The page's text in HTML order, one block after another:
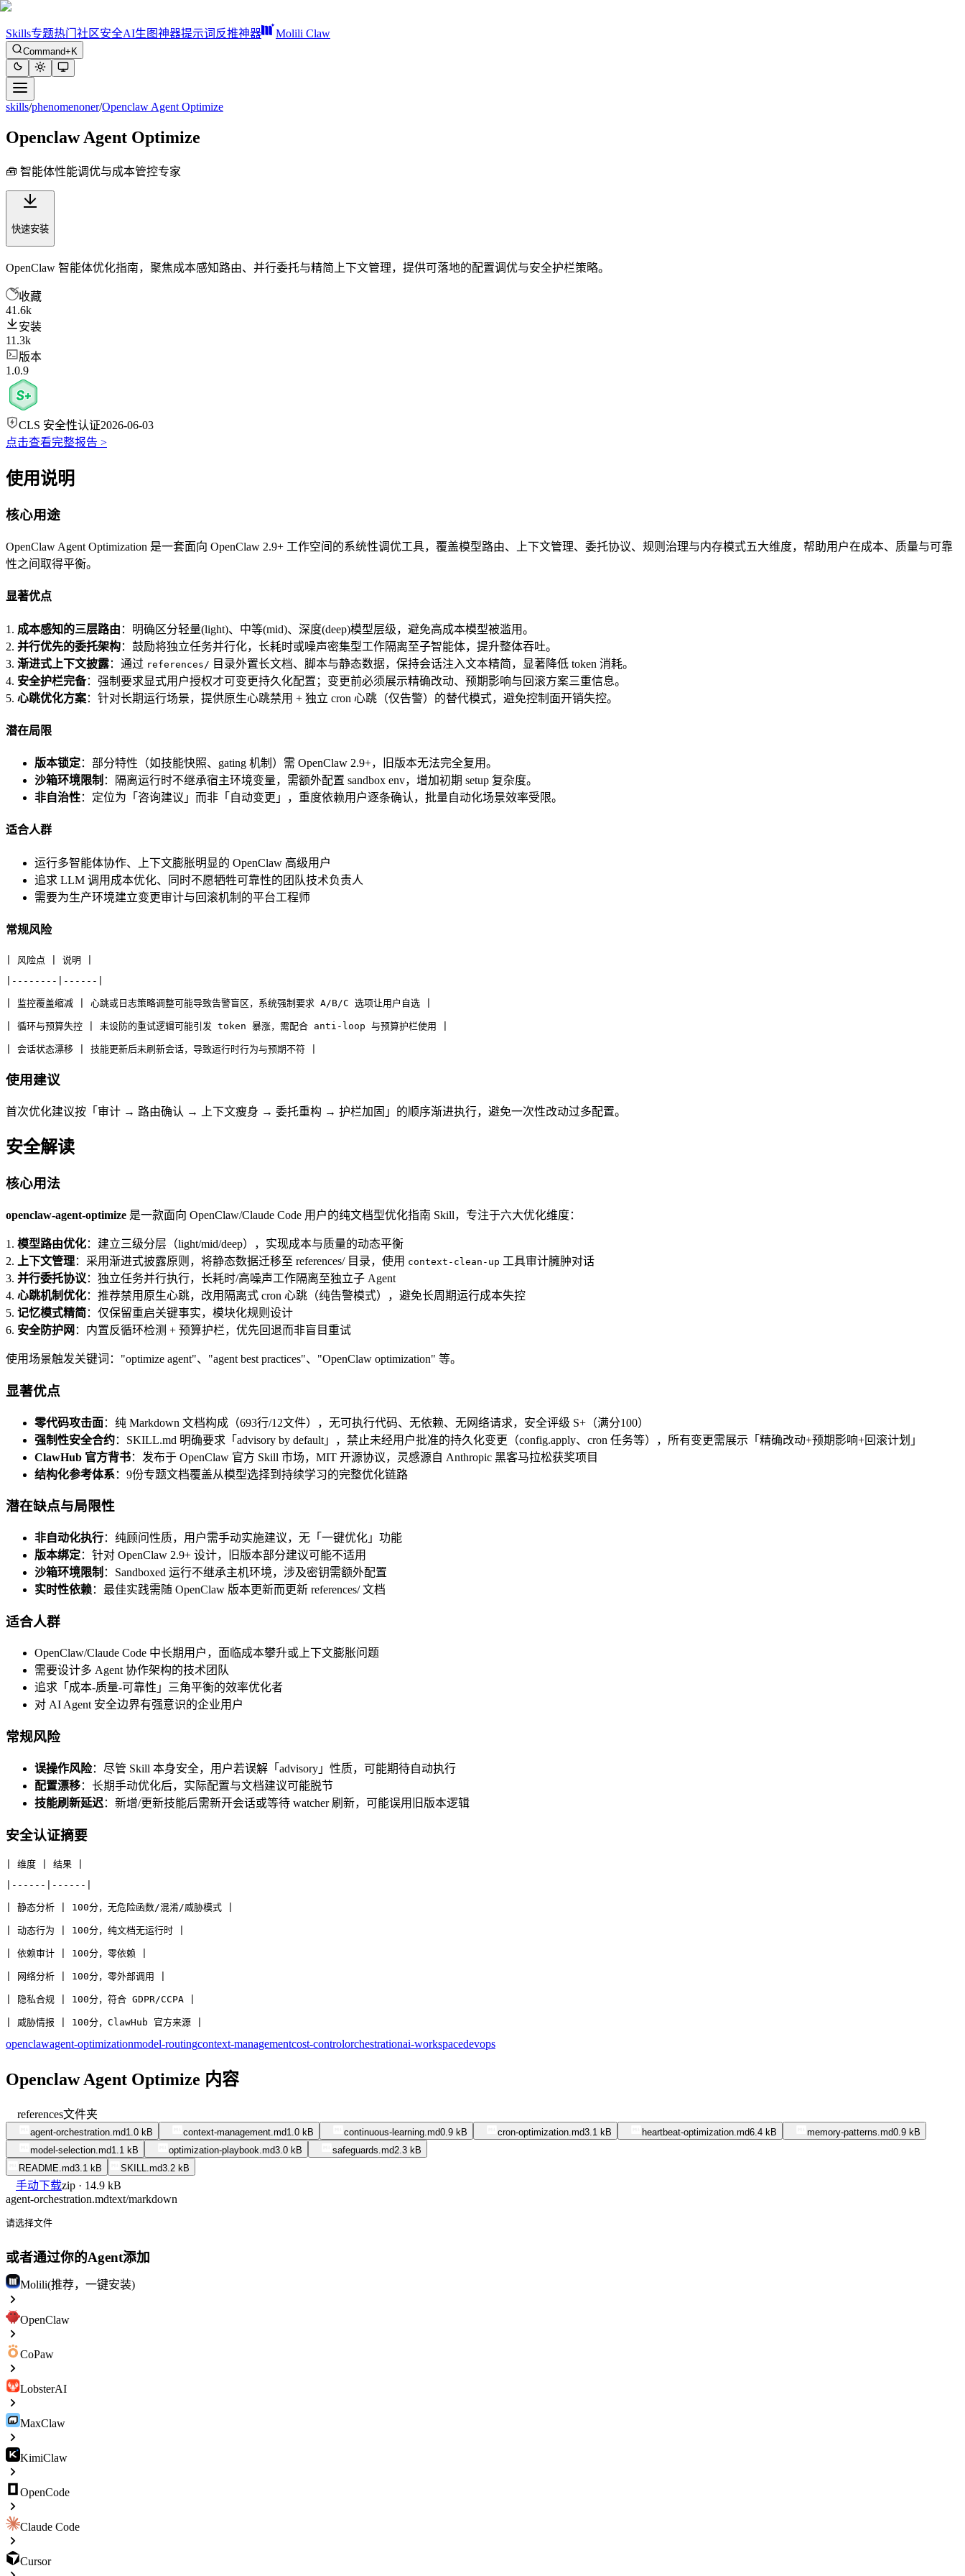
Skills专题热门 社区安全AI生图神器提示词反推神器 Molili Claw
Command+K
skills/phenomenoner/Openclaw Agent Optimize
Openclaw Agent Optimize
🧰 智能体性能调优与成本管控专家
快速安装
OpenClaw 智能体优化指南，聚焦成本感知路由、并行委托与精简上下文管理，提供可落地的配置调优与安全护栏策略。
收藏
41.6k
安装
11.3k
版本
1.0.9
CLS 安全性认证2026-06-03
点击查看完整报告 >
使用说明
核心用途
OpenClaw Agent Optimization 是一套面向 OpenClaw 2.9+ 工作空间的系统性调优工具，覆盖模型路由、上下文管理、委托协议、规则治理与内存模式五大维度，帮助用户在成本、质量与可靠
性之间取得平衡。
显著优点
1. 成本感知的三层路由 ：明确区分轻量(light)、中等(mid)、深度(deep)模型层级，避免高成本模型被滥用。
2. 并行优先的委托架构：鼓励将独立任务并行化，长耗时或噪声密集型工作隔离至子智能体，提升整体吞吐。
3. 渐进式上下文披露：通过 references/ 目录外置长文档、脚本与静态数据，保持会话注入文本精简，显著降低 token 消耗。
4. 安全护栏完备：强制要求显式用户授权才可变更持久化配置；变更前必须展示精确改动、预期影响与回滚方案三重信息。
5. 心跳优化方案：针对长期运行场景，提供原生心跳禁用 + 独立 cron 心跳（仅告警）的替代模式，避免控制面开销失控。
潜在局限
版本锁定：部分特性（如技能快照、gating 机制）需 OpenClaw 2.9+，旧版本无法完全复用。
沙箱环境限制 ：隔离运行时不继承宿主环境变量，需额外配置 sandbox env，增加初期 setup 复杂度。
非自治性：定位为「咨询建议」而非「自动变更」，重度依赖用户逐条确认，批量自动化场景效率受限。
适合人群
运行多智能体协作、上下文膨胀明显的 OpenClaw 高级用户
追求 LLM 调用成本优化、同时不愿牺牲可靠性的团队技术负责人
需要为生产环境建立变更审计与回滚机制的平台工程师
常规风险
| 风险点 | 说明 |
|--------|------|
| 监控覆盖缩减 | 心跳或日志策略调整可能导致告警盲区，系统强制要求 A/B/C 选项让用户自选 |
| 循环与预算失控 | 未设防的重试逻辑可能引发 token 暴涨，需配合 anti-loop 与预算护栏使用 |
| 会话状态漂移 | 技能更新后未刷新会话，导致运行时行为与预期不符 |
使用建议
首次优化建议按「审计 → 路由确认 → 上下文瘦身 → 委托重构 → 护栏加固」的顺序渐进执行，避免一次性改动过多配置。
安全解读
核心用法
openclaw-agent-optimize 是一款面向 OpenClaw/Claude Code 用户的纯文档型优化指南 Skill，专注于六大优化维度：
1. 模型路由优化：建立三级分层（light/mid/deep），实现成本与质量的动态平衡
2.
上下文管理：采用渐进式披露原则，将静态数据迁移至 references/ 目录，使用 context-clean-up 工具审计臃肿对话
3. 并行委托协议 ：独立任务并行执行，长耗时/高噪声工作隔离至独立子 Agent
4. 心跳机制优化：推荐禁用原生心跳，改用隔离式 cron 心跳（纯告警模式），避免长周期运行成本失控
5. 记忆模式精简：仅保留重启关键事实，模块化规则设计
6. 安全防护网 ：内置反循环检测 + 预算护栏，优先回退而非盲目重试
使用场景触发关键词："optimize agent"、"agent best practices"、"OpenClaw optimization" 等。
显著优点
零代码攻击面：纯 Markdown 文档构成（693行/12文件），无可执行代码、无依赖、无网络请求，安全评级 S+（满分100）
强制性安全合约：SKILL.md 明确要求「advisory by default」，禁止未经用户批准的持久化变更（config.apply、cron 任务等），所有变更需展示「精确改动+预期影响+回滚计划」
ClawHub 官方背书：发布于 OpenClaw 官方 Skill 市场，MIT 开源协议，灵感源自 Anthropic 黑客马拉松获奖项目
结构化参考体系：9份专题文档覆盖从模型选择到持续学习的完整优化链路
潜在缺点与局限性
非自动化执行：纯顾问性质，用户需手动实施建议，无「一键优化」功能
版本绑定：针对 OpenClaw 2.9+ 设计，旧版本部分建议可能不适用
沙箱环境限制 ：Sandboxed 运行不继承主机环境，涉及密钥需额外配置
实时性依赖：最佳实践需随 OpenClaw 版本更新而更新 references/ 文档
适合人群
OpenClaw/Claude Code 中长期用户，面临成本攀升或上下文膨胀问题
需要设计多 Agent 协作架构的技术团队
追求「成本-质量-可靠性」三角平衡的效率优化者
对 AI Agent 安全边界有强意识的企业用户
常规风险
误操作风险：尽管 Skill 本身安全，用户若误解「advisory」性质，可能期待自动执行
配置漂移：长期手动优化后，实际配置与文档建议可能脱节
技能刷新延迟：新增/更新技能后需新开会话或等待 watcher 刷新，可能误用旧版本逻辑
安全认证摘要
| 维度 | 结果 |
|------|------|
| 静态分析 | 100分，无危险函数/混淆/威胁模式 |
| 动态行为 | 100分，纯文档无运行时 |
| 依赖审计 | 100分，零依赖 |
| 网络分析 | 100分，零外部调用 |
| 隐私合规 | 100分，符合 GDPR/CCPA |
| 威胁情报 | 100分，ClawHub 官方来源 |
openclawagent-optimizationmodel-routingcontext-managementcost-controlorchestrationai-workspacedevops
Openclaw Agent Optimize 内容
references文件夹
agent-orchestration.md1.0 kB context-management.md1.0 kB continuous-learning.md0.9 kB cron-optimization.md3.1 kB heartbeat-optimization.md6.4 kB memory-patterns.md0.9 kB
model-selection.md1.1 kB optimization-playbook.md3.0 kB safeguards.md2.3 kB
README.md3.1 kB SKILL.md3.2 kB
手动下载zip · 14.9 kB
agent-orchestration.mdtext/markdown
请选择文件
或者通过你的Agent添加
Molili(推荐，一键安装)
OpenClaw
CoPaw
LobsterAI
MaxClaw
KimiClaw
OpenCode
Claude Code
Cursor